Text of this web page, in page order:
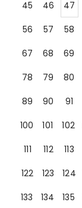
45
46 47
56
57 58
67
68 69
78
79 80
89
90 91
100
101 102
111
112 113
122
123 124
133
134 135